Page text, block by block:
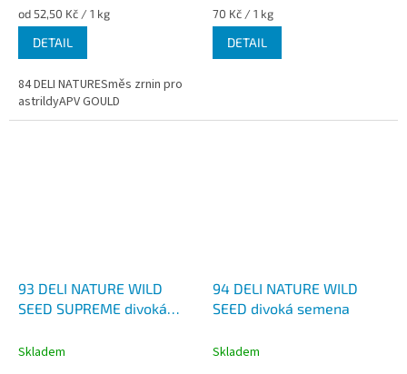
Měrná
cena:
od 52,50 Kč / 1 kg
DETAIL
84 DELI NATURESměs zrnin pro
astrildyAPV GOULD
Měrná
cena:
70 Kč / 1 kg
DETAIL
93 DELI NATURE WILD
SEED SUPREME divoká
Skladem
94 DELI NATURE WILD
SEED divoká semena
Skladem